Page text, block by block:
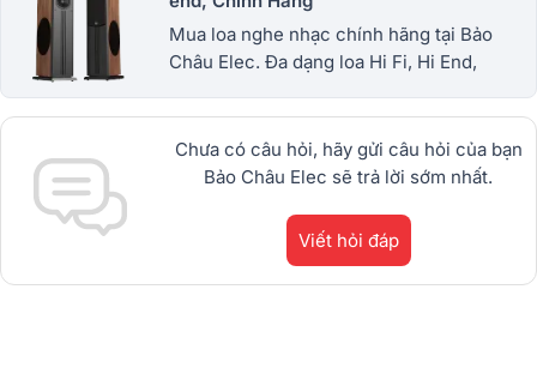
Mua loa nghe nhạc chính hãng tại Bảo
Châu Elec. Đa dạng loa Hi Fi, Hi End,
Klipsch... Giá tốt trên thị trường, Có trả góp
Chưa có câu hỏi, hãy gửi câu hỏi của bạn
Bảo Châu Elec sẽ trả lời sớm nhất.
Viết hỏi đáp